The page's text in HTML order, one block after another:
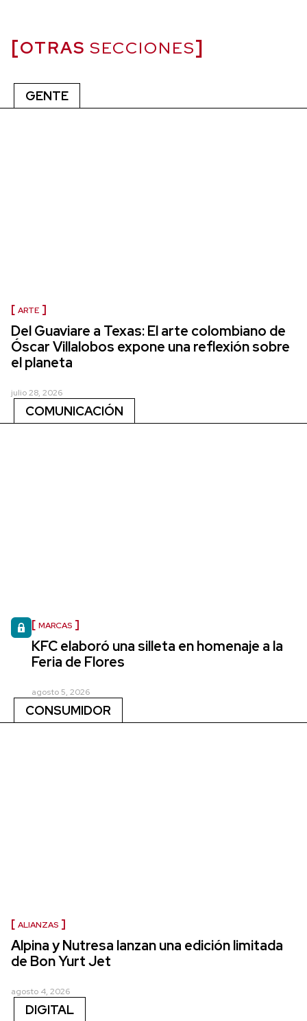
OTRAS SECCIONES
GENTE
ARTE
Del Guaviare a Texas: El arte colombiano de
Óscar Villalobos expone una reflexión sobre
el planeta
julio 28, 2026
COMUNICACIÓN
MARCAS
KFC elaboró una silleta en homenaje a la
Feria de Flores
agosto 5, 2026
CONSUMIDOR
ALIANZAS
Alpina y Nutresa lanzan una edición limitada
de Bon Yurt Jet
agosto 4, 2026
DIGITAL